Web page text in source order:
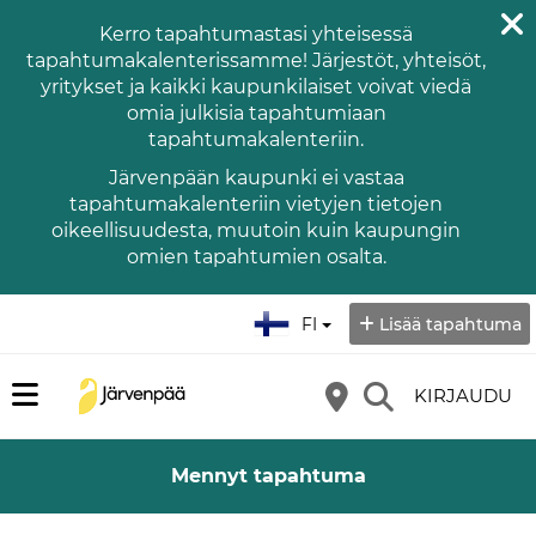
Kerro tapahtumastasi yhteisessä
tapahtumakalenterissamme! Järjestöt, yhteisöt,
yritykset ja kaikki kaupunkilaiset voivat viedä
omia julkisia tapahtumiaan
tapahtumakalenteriin.
Järvenpään kaupunki ei vastaa
tapahtumakalenteriin vietyjen tietojen
oikeellisuudesta, muutoin kuin kaupungin
omien tapahtumien osalta.
FI Lisää tapahtuma
KIRJAUDU
Mennyt tapahtuma